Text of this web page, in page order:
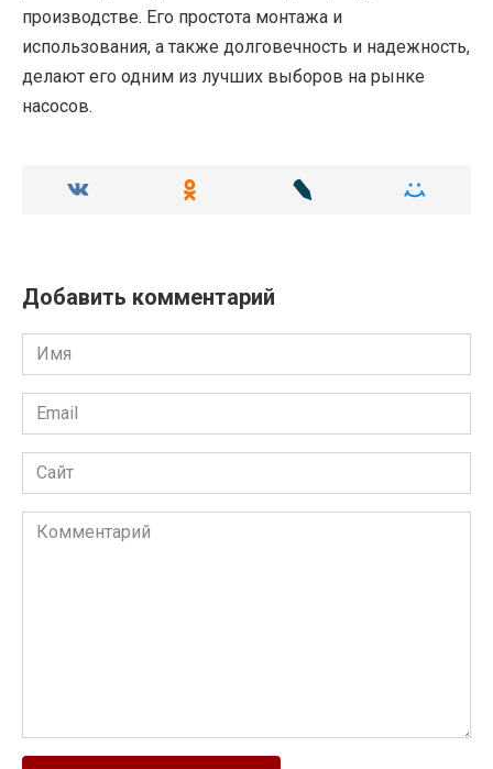
производстве. Его простота монтажа и
использования, а также долговечность и надежность,
делают его одним из лучших выборов на рынке
насосов.
Добавить комментарий
Имя
Email
Сайт
Комментарий